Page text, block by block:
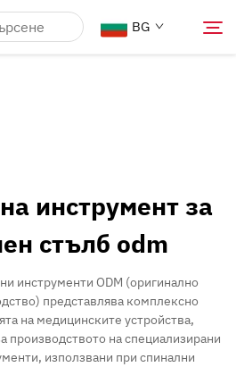
BG
инструмент за
стълб odm
инструменти ODM (оригинално
представлява комплексно
на медицинските устройства,
производството на специализирани
използвани при спинални